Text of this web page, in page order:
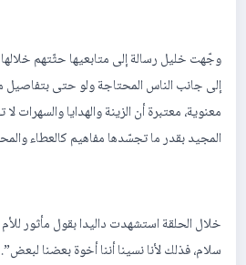
وجّهت خليل رسالة إلى متابعيها حثّتهم
إلى جانب الناس المحتاجة ولو حتى بتفاصيل
معنوية، معتبرة أن الزينة والهدايا والسهرات
المجيد بقدر ما تجسّدها مفاهيم كالعطاء
خلال الحلقة استشهدت داليدا بقول مأثور
سلام، فذلك لأنا نسينا أننا أخوة بعضنا